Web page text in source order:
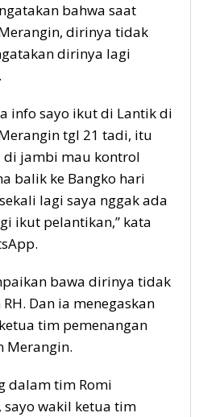
bahwa saat
dirinya tidak
dirinya lagi
info sayo ikut di Lantik di
tgl 21 tadi, itu
di jambi mau kontrol
balik ke Bangko hari
lagi saya nggak ada
ikut pelantikan,” kata
bawa dirinya tidak
Dan ia menegaskan
tim pemenangan
Merangin.
dalam tim Romi
wakil ketua tim